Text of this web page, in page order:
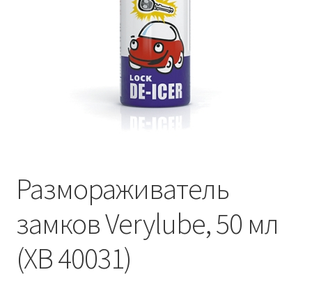
Сотрудничество
Блог
Вакансии
Контакты
Размораживатель
замков Verylube, 50 мл
(XB 40031)